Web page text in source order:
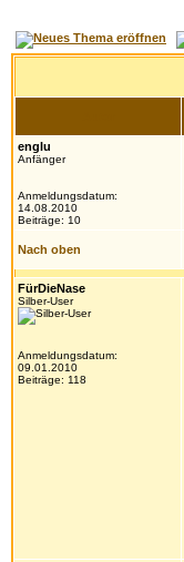
englu
Anfänger
Anmeldungsdatum:
14.08.2010
Beiträge: 10
Nach oben
FürDieNase
Silber-User
Anmeldungsdatum:
09.01.2010
Beiträge: 118